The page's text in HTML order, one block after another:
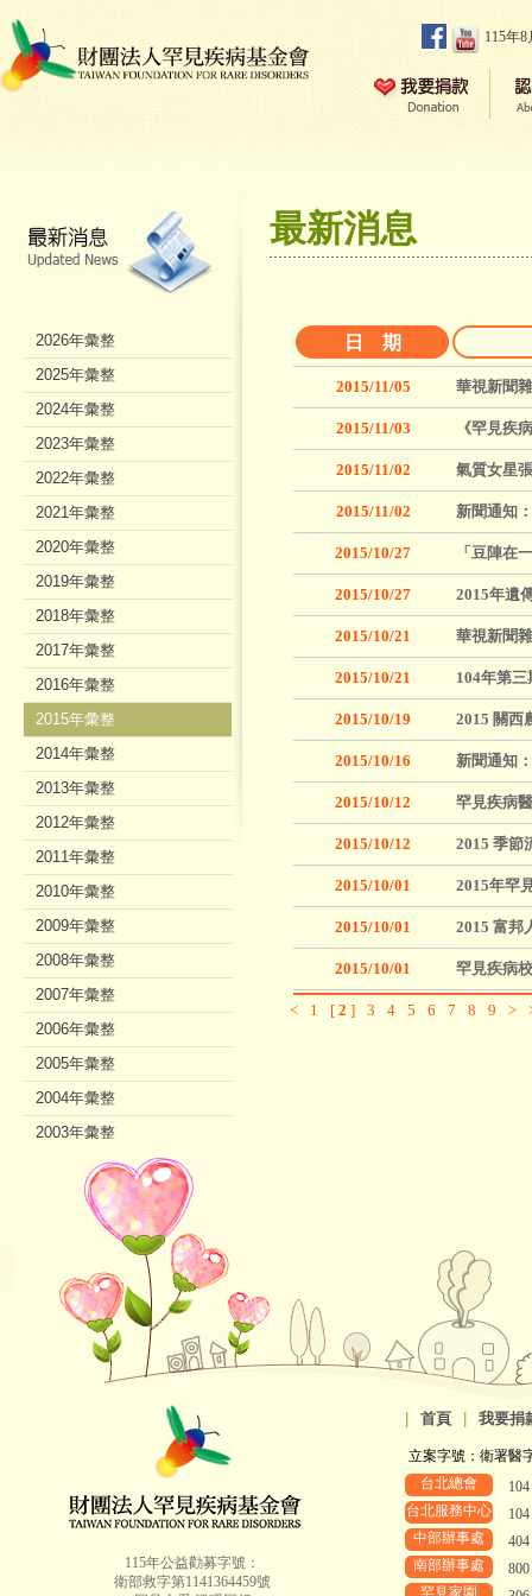
115年
最新消息
日 期
2015/11/05 華視新聞
2015/11/03 《罕見疾
2015/11/02 氣質女星
2015/11/02 新聞通知
2015/10/27 「豆陣在
2015/10/27 2015年遺
2015/10/21 華視新聞
2015/10/21 104年第
2015/10/19 2015 關西
2015/10/16 新聞通知
2015/10/12 罕見疾病
2015/10/12 2015 季節
2015/10/01 2015年罕
2015/10/01 2015 富邦
2015/10/01 罕見疾病
< 1 [ 2 ] 3 4 5 6 7 8 9 >
2026年彙整
2025年彙整
2024年彙整
2023年彙整
2022年彙整
2021年彙整
2020年彙整
2019年彙整
2018年彙整
2017年彙整
2016年彙整
2015年彙整
2014年彙整
2013年彙整
2012年彙整
2011年彙整
2010年彙整
2009年彙整
2008年彙整
2007年彙整
2006年彙整
2005年彙整
2004年彙整
2003年彙整
2002年彙整
115年公益勸募字號：
衛部救字第1141364459號
首頁 我要捐
立案字號：衛署醫
台北總會
台北服務中心
中部辦事處
南部辦事處
罕見家園